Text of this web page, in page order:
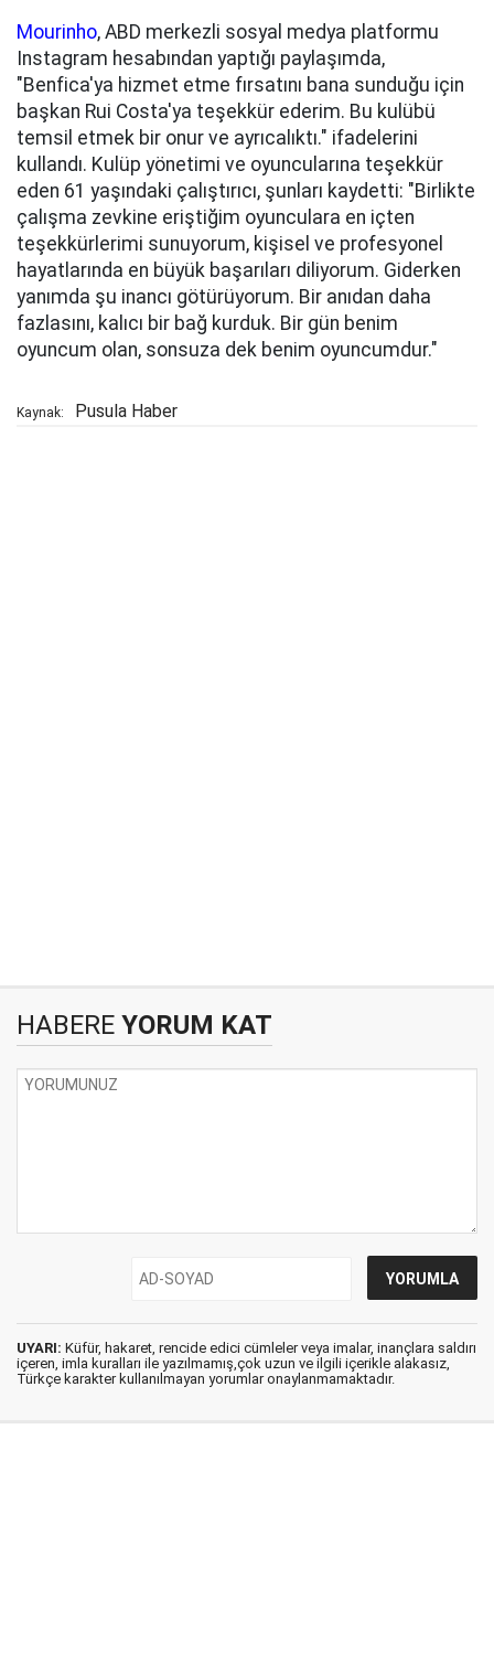
Mourinho, ABD merkezli sosyal medya platformu
Instagram hesabından yaptığı paylaşımda,
"Benfica'ya hizmet etme fırsatını bana sunduğu için
başkan Rui Costa'ya teşekkür ederim. Bu kulübü
temsil etmek bir onur ve ayrıcalıktı." ifadelerini
kullandı. Kulüp yönetimi ve oyuncularına teşekkür
eden 61 yaşındaki çalıştırıcı, şunları kaydetti: "Birlikte
çalışma zevkine eriştiğim oyunculara en içten
teşekkürlerimi sunuyorum, kişisel ve profesyonel
hayatlarında en büyük başarıları diliyorum. Giderken
yanımda şu inancı götürüyorum. Bir anıdan daha
fazlasını, kalıcı bir bağ kurduk. Bir gün benim
oyuncum olan, sonsuza dek benim oyuncumdur."
Kaynak: Pusula Haber
HABERE YORUM KAT
UYARI: Küfür, hakaret, rencide edici cümleler veya imalar, inançlara saldırı
içeren, imla kuralları ile yazılmamış,çok uzun ve ilgili içerikle alakasız,
Türkçe karakter kullanılmayan yorumlar onaylanmamaktadır.